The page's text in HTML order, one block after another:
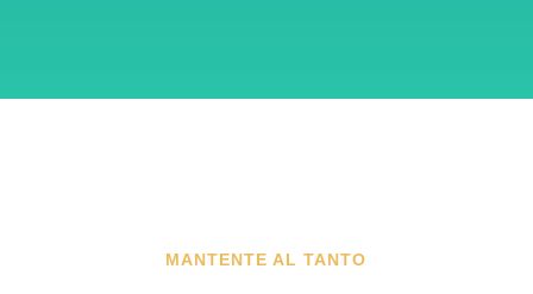
MANTENTE AL TANTO